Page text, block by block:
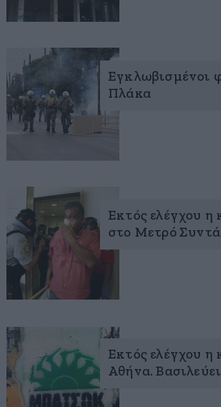
Εγκλωβισμένοι
Πλάκα
Εκτός ελέγχου η
στο Μετρό
Εκτός ελέγχου η
Αθήνα.